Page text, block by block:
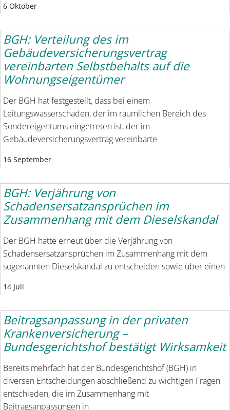
6 Oktober
BGH: Verteilung des im
Gebäudeversicherungsvertrag
vereinbarten Selbstbehalts auf die
Wohnungseigentümer
Der BGH hat festgestellt, dass bei einem
Leitungswasserschaden, der im räumlichen Bereich des
Sondereigentums eingetreten ist, der im
Gebäudeversicherungsvertrag vereinbarte
16 September
BGH: Verjährung von
Schadensersatzansprüchen im
Zusammenhang mit dem Dieselskandal
Der BGH hatte erneut über die Verjährung von
Schadensersatzansprüchen im Zusammenhang mit dem
sogenannten Dieselskandal zu entscheiden sowie über einen
14 Juli
Beitragsanpassung in der privaten
Krankenversicherung –
Bundesgerichtshof bestätigt Wirksamkeit
Bereits mehrfach hat der Bundesgerichtshof (BGH) in
diversen Entscheidungen abschließend zu wichtigen Fragen
entschieden, die im Zusammenhang mit
Beitragsanpassungen in